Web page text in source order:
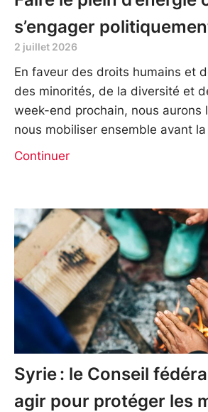
s’engager
2 juillet 2026
En faveur des droits humains et
des minorités, de la diversité et
week-end prochain, nous aurons
nous mobiliser ensemble avant la
Continuer
Syrie : le Conseil
agir pour protéger les